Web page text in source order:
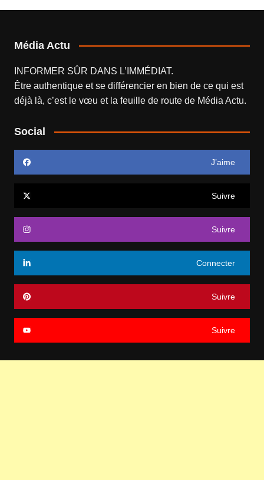
Média Actu
INFORMER SÛR DANS L’IMMÉDIAT.
Être authentique et se différencier en bien de ce qui est
déjà là, c’est le vœu et la feuille de route de Média Actu.
Social
J’aime
Suivre
Suivre
Connecter
Suivre
Suivre